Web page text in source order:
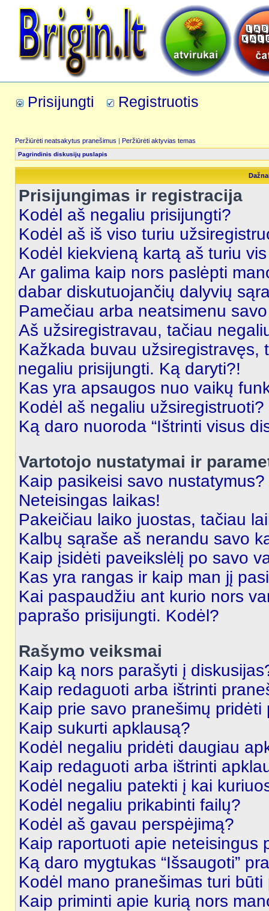
Prisijungti Registruotis
Peržiūrėti neatsakytus pranešimus | Peržiūrėti aktyvias temas
Pagrindinis diskusijų puslapis
Prisijungimas ir registracija
Kodėl aš negaliu prisijungti?
Kodėl aš iš viso turiu
Kodėl kiekvieną kartą aš turiu
Ar galima kaip nors paslėpti
dabar diskutuojančių dalyvių
Pamečiau arba neatsimenu
Aš užsiregistravau, tačiau
Kažkada buvau užsiregistravęs,
negaliu prisijungti. Ką daryti?!
Kas yra apsaugos nuo vaikų
Kodėl aš negaliu užsiregistruoti?
Ką daro nuoroda “Ištrinti visus
Vartotojo nustatymai ir
Kaip pasikeisi savo nustatymus?
Neteisingas laikas!
Pakeičiau laiko juostas, tačiau
Kalbų sąraše aš nerandu savo
Kaip įsidėti paveikslėlį po savo
Kas yra rangas ir kaip man jį
Kai paspaudžiu ant kurio nors
paprašo prisijungti. Kodėl?
Rašymo veiksmai
Kaip ką nors parašyti į
Kaip redaguoti arba ištrinti
Kaip prie savo pranešimų pridėti
Kaip sukurti apklausą?
Kodėl negaliu pridėti daugiau
Kaip redaguoti arba ištrinti
Kodėl negaliu patekti į kai
Kodėl negaliu prikabinti failų?
Kodėl aš gavau perspėjimą?
Kaip raportuoti apie neteisingus
Ką daro mygtukas “Išsaugoti”
Kodėl mano pranešimas turi būti
Kaip priminti apie kurią nors